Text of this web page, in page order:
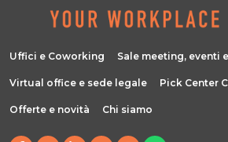
Uffici e Coworking Sale meeting, eventi
Virtual office e sede legale Pick Center
Offerte e novità Chi siamo